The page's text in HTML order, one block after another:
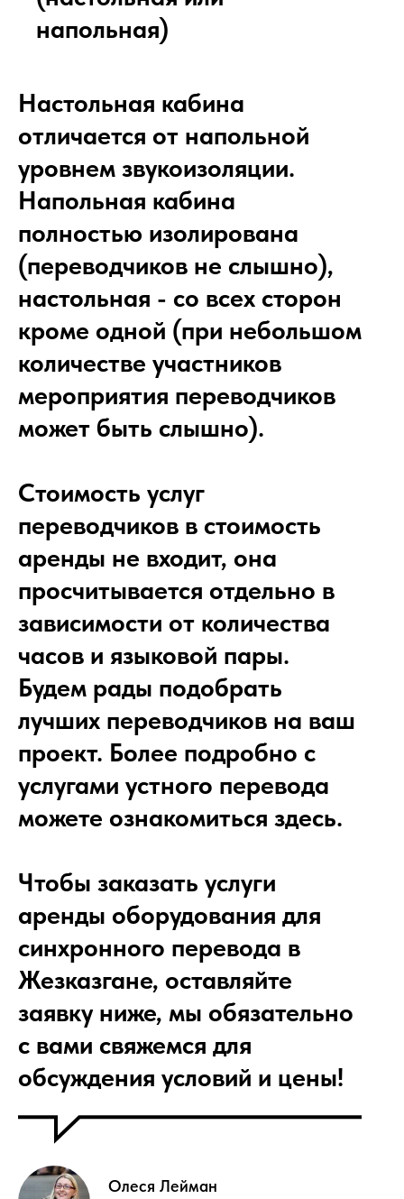
напольная)
Настольная кабина
отличается от напольной
уровнем звукоизоляции.
Напольная кабина
полностью изолирована
(переводчиков не слышно),
настольная - со всех сторон
кроме одной (при небольшом
количестве участников
мероприятия переводчиков
может быть слышно).
Стоимость услуг
переводчиков в стоимость
аренды не входит, она
просчитывается отдельно в
зависимости от количества
часов и языковой пары.
Будем рады подобрать
лучших переводчиков на ваш
проект. Более подробно с
услугами устного перевода
можете ознакомиться здесь.
Чтобы заказать услуги
аренды оборудования для
синхронного перевода в
Жезказгане, оставляйте
заявку ниже, мы обязательно
с вами свяжемся для
обсуждения условий и цены!
Олеся Лейман